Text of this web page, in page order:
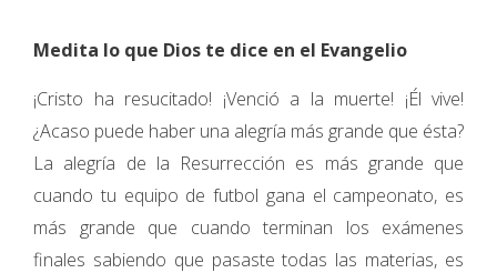
Medita lo que Dios te dice en el Evangelio
¡Cristo ha resucitado! ¡Venció a la muerte! ¡Él vive!
¿Acaso puede haber una alegría más grande que ésta?
La alegría de la Resurrección es más grande que
cuando tu equipo de futbol gana el campeonato, es
más grande que cuando terminan los exámenes
finales sabiendo que pasaste todas las materias, es